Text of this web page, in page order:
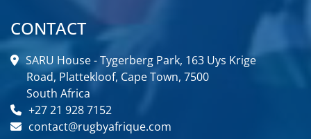
CONTACT
SARU House - Tygerberg Park, 163 Uys Krige
Road, Plattekloof, Cape Town, 7500
South Africa
+27 21 928 7152
contact@rugbyafrique.com